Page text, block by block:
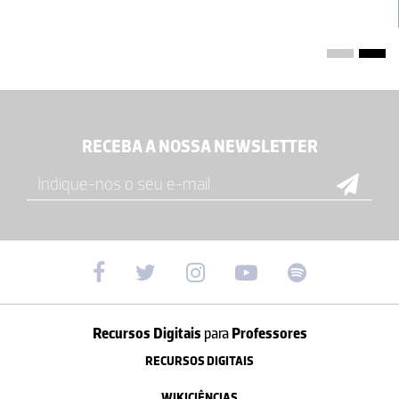
RECEBA A NOSSA NEWSLETTER
Recursos Digitais paraProfessores
RECURSOS DIGITAIS